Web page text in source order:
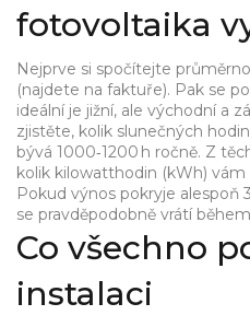
fotovoltaika
Nejprve si spočítejte
(najdete na faktuře). Pak se
ideální je jižní, ale východní a
zjistěte, kolik slunečných
bývá 1000‑1200 h ročně. Z
kolik kilowatthodin (kWh)
Pokud výnos pokryje alespoň
se pravděpodobně vrátí
Co všechno
instalaci